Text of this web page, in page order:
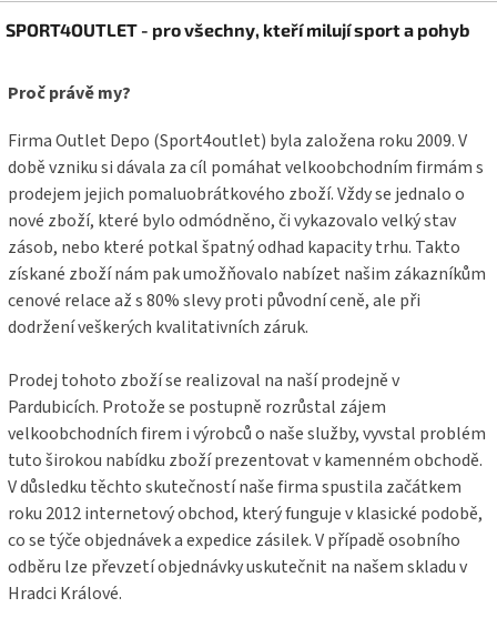
á
a
SPORT4OUTLET - pro všechny, kteří milují sport a pohyb
Proč právě my?
Firma Outlet Depo (Sport4outlet) byla založena roku 2009. V
době vzniku si dávala za cíl pomáhat velkoobchodním firmám s
prodejem jejich pomaluobrátkového zboží. Vždy se jednalo o
nové zboží, které bylo odmódněno, či vykazovalo velký stav
zásob, nebo které potkal špatný odhad kapacity trhu. Takto
získané zboží nám pak umožňovalo nabízet našim zákazníkům
cenové relace až s 80% slevy proti původní ceně, ale při
dodržení veškerých kvalitativních záruk.
Prodej tohoto zboží se realizoval na naší prodejně v
Pardubicích. Protože se postupně rozrůstal zájem
velkoobchodních firem i výrobců o naše služby, vyvstal problém
tuto širokou nabídku zboží prezentovat v kamenném obchodě.
V důsledku těchto skutečností naše firma spustila začátkem
roku 2012 internetový obchod, který funguje v klasické podobě,
co se týče objednávek a expedice zásilek. V případě osobního
odběru lze převzetí objednávky uskutečnit na našem skladu v
Hradci Králové.